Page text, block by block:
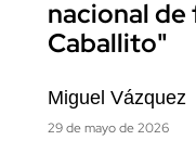
nacional de
Caballito"
Miguel Vázquez
29 de mayo de 2026